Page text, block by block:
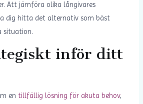
Att jämföra olika långivares
dig hitta det alternativ som bäst
situation.
inför ditt
en tillfällig lösning för akuta behov,